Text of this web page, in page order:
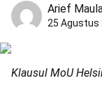
Arief
25 Agustus
Klausul MoU